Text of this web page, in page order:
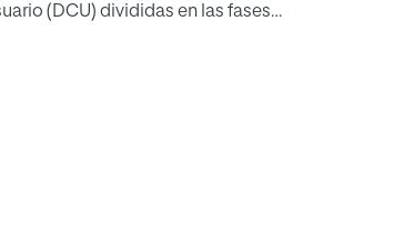
(DCU) divididas en las fases
de diseño establecidos y
usable y accesible por su público.